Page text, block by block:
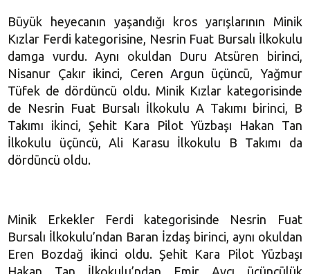
Büyük heyecanın yaşandığı kros yarışlarının Minik
Kızlar Ferdi kategorisine, Nesrin Fuat Bursalı İlkokulu
damga vurdu. Aynı okuldan Duru Atsüren birinci,
Nisanur Çakır ikinci, Ceren Argun üçüncü, Yağmur
Tüfek de dördüncü oldu. Minik Kızlar kategorisinde
de Nesrin Fuat Bursalı İlkokulu A Takımı birinci, B
Takımı ikinci, Şehit Kara Pilot Yüzbaşı Hakan Tan
İlkokulu üçüncü, Ali Karasu İlkokulu B Takımı da
dördüncü oldu.
Minik Erkekler Ferdi kategorisinde Nesrin Fuat
Bursalı İlkokulu’ndan Baran İzdaş birinci, aynı okuldan
Eren Bozdağ ikinci oldu. Şehit Kara Pilot Yüzbaşı